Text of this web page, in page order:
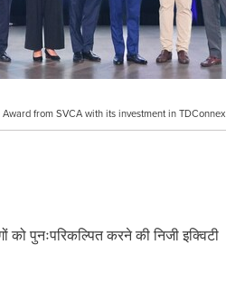
from SVCA with its investment in TDConnex
पुनःपरिकल्पित करने की निजी इक्विटी